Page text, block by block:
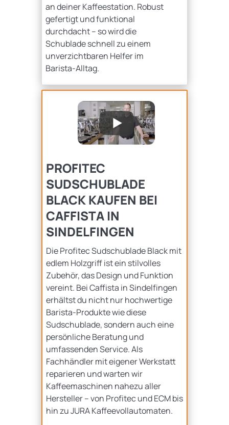
an deiner Kaffeestation. Robust
gefertigt und funktional
durchdacht – so wird die
Schublade schnell zu einem
unverzichtbaren Helfer im
Barista-Alltag.
PROFITEC
SUDSCHUBLADE
BLACK KAUFEN BEI
CAFFISTA IN
SINDELFINGEN
Die Profitec Sudschublade Black mit
edlem Holzgriff ist ein stilvolles
Zubehör, das Design und Funktion
vereint. Bei Caffista in Sindelfingen
erhältst du nicht nur hochwertige
Barista-Produkte wie diese
Sudschublade, sondern auch eine
persönliche Beratung und
umfassenden Service. Als
Fachhändler mit eigener Werkstatt
reparieren und warten wir
Kaffeemaschinen nahezu aller
Hersteller – von Profitec und ECM bis
hin zu JURA Kaffeevollautomaten.